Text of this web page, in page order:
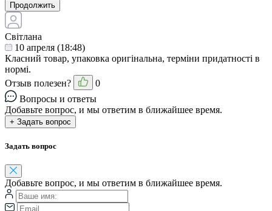
Продолжить
Світлана
10 апреля (18:48)
Класний товар, упаковка оригінальна, терміни придатності в
нормі.
Отзыв полезен?
0
Вопросы и ответы
Добавьте вопрос, и мы ответим в ближайшее время.
+ Задать вопрос
Задать вопрос
Добавьте вопрос, и мы ответим в ближайшее время.